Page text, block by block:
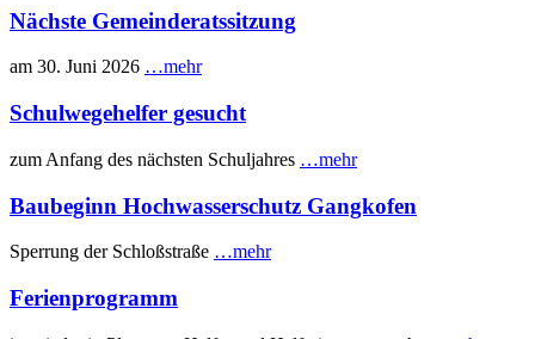
Nächste Gemeinderatssitzung
am 30. Juni 2026 …mehr
Schulwegehelfer gesucht
zum Anfang des nächsten Schuljahres …mehr
Baubeginn Hochwasserschutz Gangkofen
Sperrung der Schloßstraße …mehr
Ferienprogramm